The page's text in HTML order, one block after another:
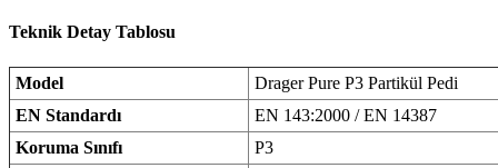
Teknik Detay Tablosu
Model
Drager Pure P3 Partikül Pedi
EN Standardı
EN 143:2000 / EN 14387
Koruma Sınıfı
P3